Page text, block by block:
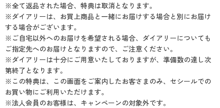
※全て返品された場合、特典は取消となります。
※ダイアリーは、お買上商品と一緒にお届けする場合と別にお届け
する場合がございます。
※ご自宅以外へのお届けを希望される場合、ダイアリーについても
ご指定先へのお届けとなりますので、ご注意ください。
※ダイアリーは十分にご用意いたしておりますが、準備数の達し次
第終了となります。
※この特典は、この画面をご案内したお客さまのみ、セシールでの
お買い物にご利用いただけます。
※法人会員のお客様は、キャンペーンの対象外です。